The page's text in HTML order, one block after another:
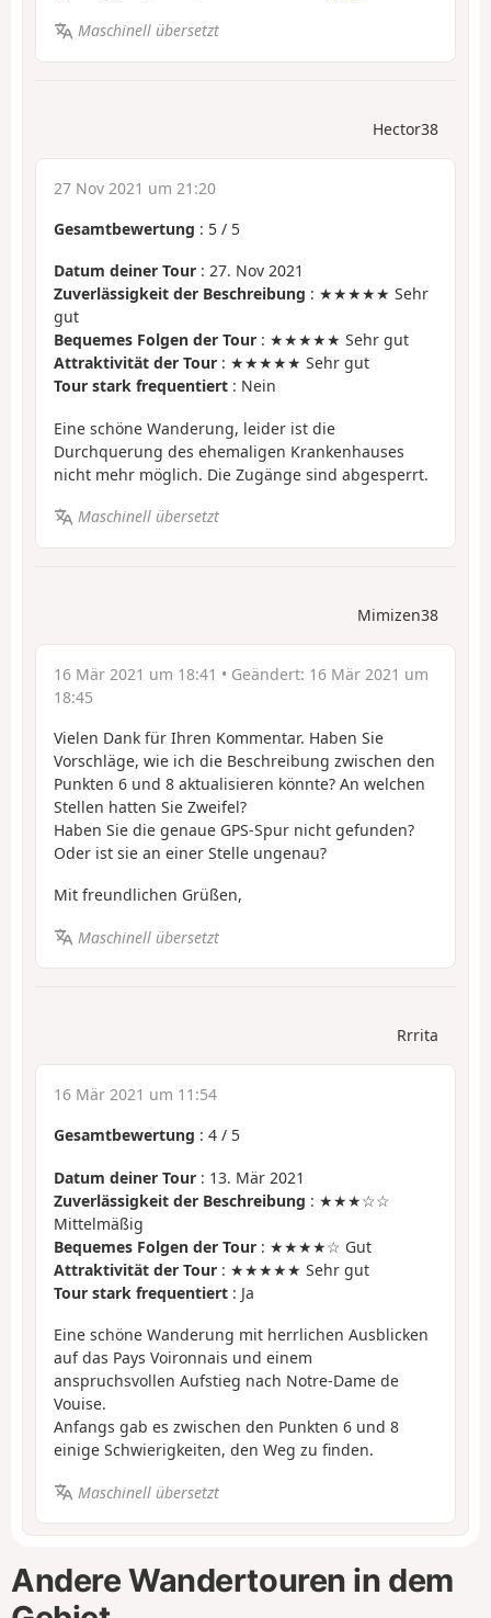
Maschinell übersetzt
Hector38
27 Nov 2021 um 21:20
Gesamtbewertung : 5 / 5
Datum deiner Tour : 27. Nov 2021
Zuverlässigkeit der Beschreibung : ★★★★★ Sehr
gut
Bequemes Folgen der Tour : ★★★★★ Sehr gut
Attraktivität der Tour : ★★★★★ Sehr gut
Tour stark frequentiert : Nein
Eine schöne Wanderung, leider ist die
Durchquerung des ehemaligen Krankenhauses
nicht mehr möglich. Die Zugänge sind abgesperrt.
Maschinell übersetzt
Mimizen38
16 Mär 2021 um 18:41 • Geändert: 16 Mär 2021 um
18:45
Vielen Dank für Ihren Kommentar. Haben Sie
Vorschläge, wie ich die Beschreibung zwischen den
Punkten 6 und 8 aktualisieren könnte? An welchen
Stellen hatten Sie Zweifel?
Haben Sie die genaue GPS-Spur nicht gefunden?
Oder ist sie an einer Stelle ungenau?
Mit freundlichen Grüßen,
Maschinell übersetzt
Rrrita
16 Mär 2021 um 11:54
Gesamtbewertung : 4 / 5
Datum deiner Tour : 13. Mär 2021
Zuverlässigkeit der Beschreibung : ★★★☆☆
Mittelmäßig
Bequemes Folgen der Tour : ★★★★☆ Gut
Attraktivität der Tour : ★★★★★ Sehr gut
Tour stark frequentiert : Ja
Eine schöne Wanderung mit herrlichen Ausblicken
auf das Pays Voironnais und einem
anspruchsvollen Aufstieg nach Notre-Dame de
Vouise.
Anfangs gab es zwischen den Punkten 6 und 8
einige Schwierigkeiten, den Weg zu finden.
Maschinell übersetzt
Andere Wandertouren in dem